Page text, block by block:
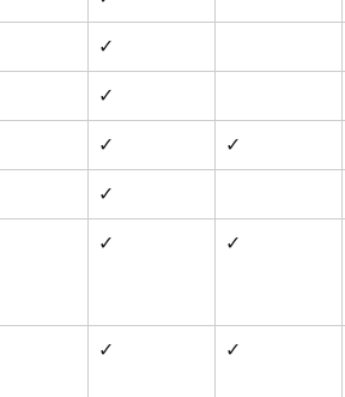
✓
✓
✓ ✓
✓
✓ ✓
✓ ✓